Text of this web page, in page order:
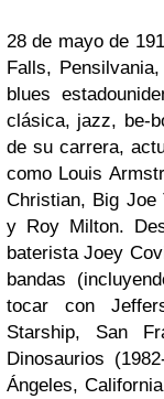
28 de mayo de
Falls,
blues
clásica, jazz, be-
de su carrera,
como Louis
Christian, Big Joe
y Roy Milton.
baterista Joey
bandas
tocar con
Starship, San
Dinosaurios
Ángeles,